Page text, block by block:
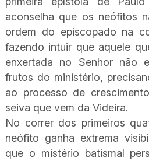
aconselha que os neófitos
ordem do episcopado na
fazendo intuir que aquele
enxertada no Senhor não
frutos do ministério,
ao processo de
seiva que vem da Videira.
No correr dos primeiros
neófito ganha extrema
que o mistério batismal